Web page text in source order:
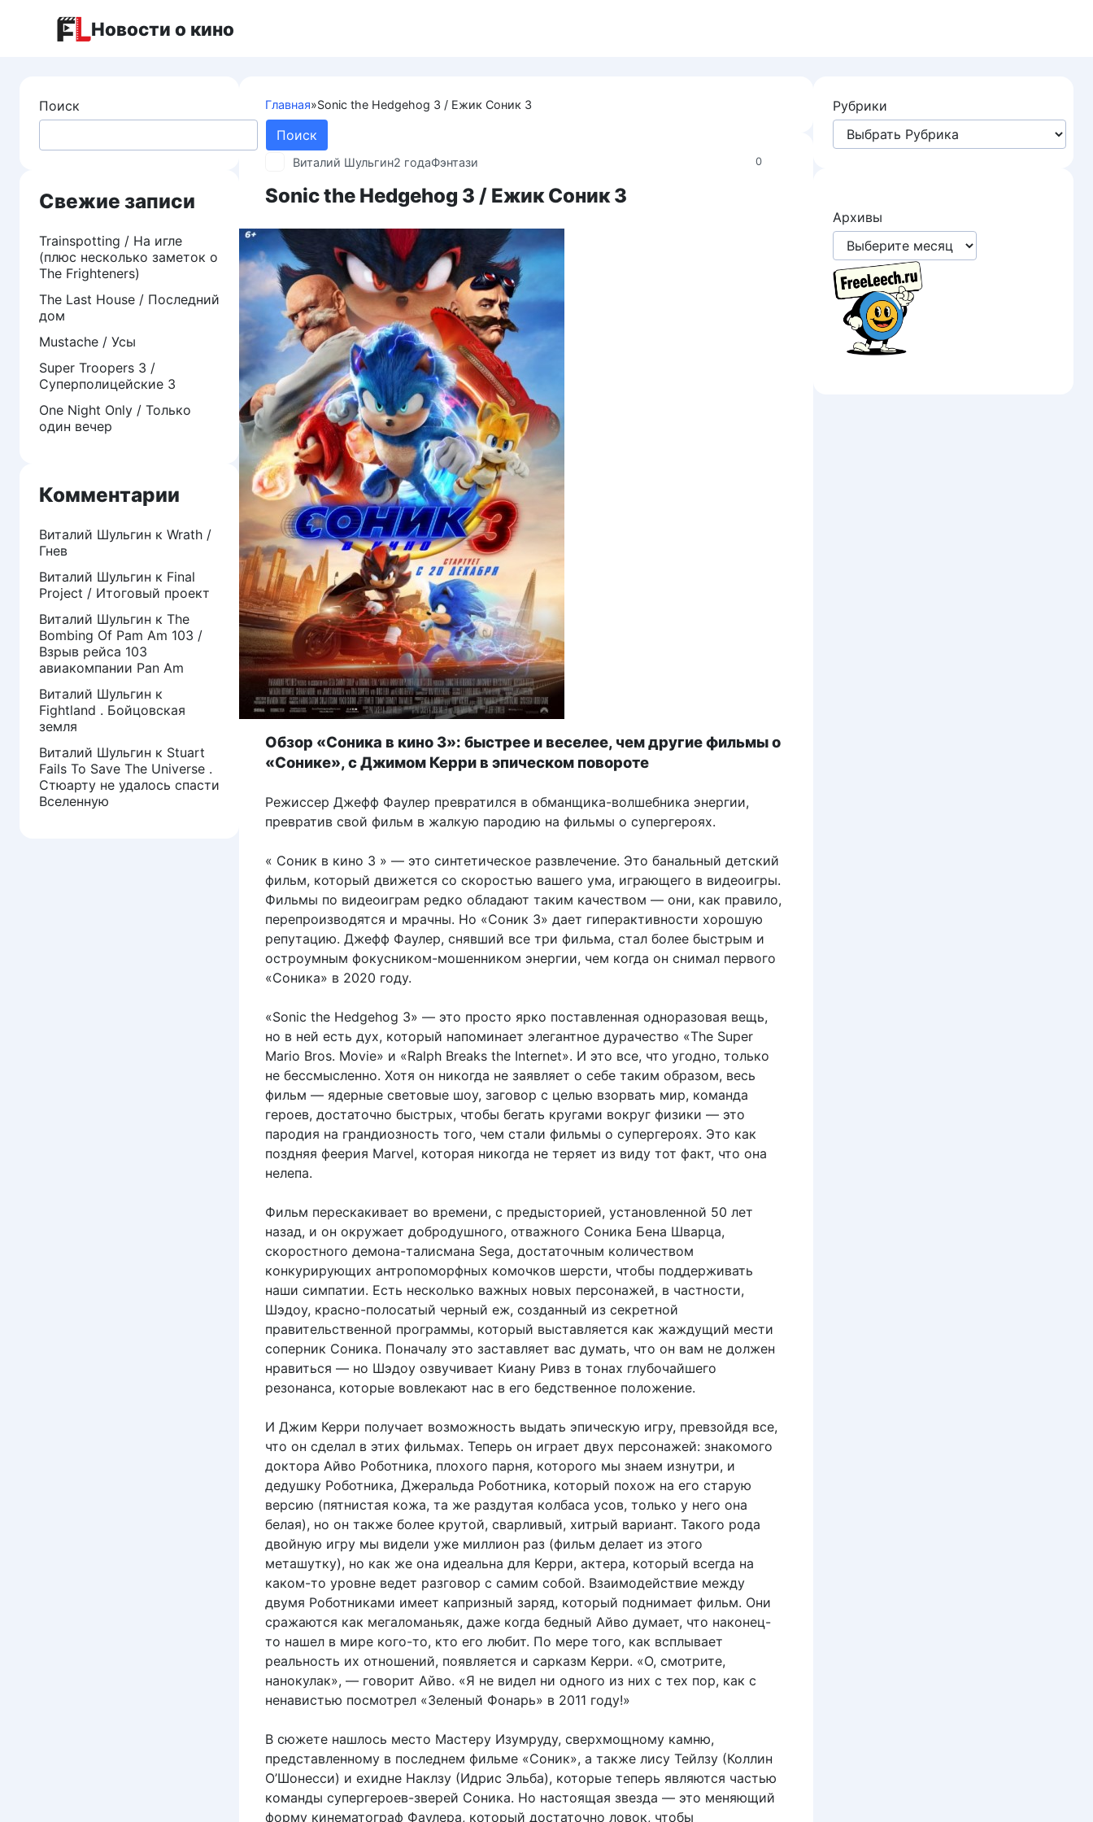
Новости о кино
Главная»Sonic the Hedgehog 3 / Ежик Соник 3
0
Виталий Шульгин2 годаФэнтази
Sonic the Hedgehog 3 / Ежик Соник 3
Обзор «Соника в кино 3»: быстрее и веселее, чем другие фильмы о
«Сонике», с Джимом Керри в эпическом повороте
Режиссер Джефф Фаулер превратился в обманщика-волшебника энергии,
превратив свой фильм в жалкую пародию на фильмы о супергероях.
« Соник в кино 3 » — это синтетическое развлечение. Это банальный детский
фильм, который движется со скоростью вашего ума, играющего в видеоигры.
Фильмы по видеоиграм редко обладают таким качеством — они, как правило,
перепроизводятся и мрачны. Но «Соник 3» дает гиперактивности хорошую
репутацию. Джефф Фаулер, снявший все три фильма, стал более быстрым и
остроумным фокусником-мошенником энергии, чем когда он снимал первого
«Соника» в 2020 году.
«Sonic the Hedgehog 3» — это просто ярко поставленная одноразовая вещь,
но в ней есть дух, который напоминает элегантное дурачество «The Super
Mario Bros. Movie» и «Ralph Breaks the Internet». И это все, что угодно, только
не бессмысленно. Хотя он никогда не заявляет о себе таким образом, весь
фильм — ядерные световые шоу, заговор с целью взорвать мир, команда
героев, достаточно быстрых, чтобы бегать кругами вокруг физики — это
пародия на грандиозность того, чем стали фильмы о супергероях. Это как
поздняя феерия Marvel, которая никогда не теряет из виду тот факт, что она
нелепа.
Фильм перескакивает во времени, с предысторией, установленной 50 лет
назад, и он окружает добродушного, отважного Соника Бена Шварца,
скоростного демона-талисмана Sega, достаточным количеством
конкурирующих антропоморфных комочков шерсти, чтобы поддерживать
наши симпатии. Есть несколько важных новых персонажей, в частности,
Шэдоу, красно-полосатый черный еж, созданный из секретной
правительственной программы, который выставляется как жаждущий мести
соперник Соника. Поначалу это заставляет вас думать, что он вам не должен
нравиться — но Шэдоу озвучивает Киану Ривз в тонах глубочайшего
резонанса, которые вовлекают нас в его бедственное положение.
И Джим Керри получает возможность выдать эпическую игру, превзойдя все,
что он сделал в этих фильмах. Теперь он играет двух персонажей: знакомого
доктора Айво Роботника, плохого парня, которого мы знаем изнутри, и
дедушку Роботника, Джеральда Роботника, который похож на его старую
версию (пятнистая кожа, та же раздутая колбаса усов, только у него она
белая), но он также более крутой, сварливый, хитрый вариант. Такого рода
двойную игру мы видели уже миллион раз (фильм делает из этого
меташутку), но как же она идеальна для Керри, актера, который всегда на
каком-то уровне ведет разговор с самим собой. Взаимодействие между
двумя Роботниками имеет капризный заряд, который поднимает фильм. Они
сражаются как мегаломаньяк, даже когда бедный Айво думает, что наконец-
то нашел в мире кого-то, кто его любит. По мере того, как всплывает
реальность их отношений, появляется и сарказм Керри. «О, смотрите,
нанокулак», — говорит Айво. «Я не видел ни одного из них с тех пор, как с
ненавистью посмотрел «Зеленый Фонарь» в 2011 году!»
В сюжете нашлось место Мастеру Изумруду, сверхмощному камню,
представленному в последнем фильме «Соник», а также лису Тейлзу (Коллин
О’Шонесси) и ехидне Наклзу (Идрис Эльба), которые теперь являются частью
команды супергероев-зверей Соника. Но настоящая звезда — это меняющий
форму кинематограф Фаулера, который достаточно ловок, чтобы
Поиск
Поиск
Свежие записи
Trainspotting / На игле
(плюс несколько заметок о
The Frighteners)
The Last House / Последний
дом
Mustache / Усы
Super Troopers 3 /
Суперполицейские 3
One Night Only / Только
один вечер
Комментарии
Виталий Шульгин к Wrath /
Гнев
Виталий Шульгин к Final
Project / Итоговый проект
Виталий Шульгин к The
Bombing Of Pam Am 103 /
Взрыв рейса 103
авиакомпании Pan Am
Виталий Шульгин к
Fightland . Бойцовская
земля
Виталий Шульгин к Stuart
Fails To Save The Universe .
Стюарту не удалось спасти
Вселенную
Рубрики
Архивы